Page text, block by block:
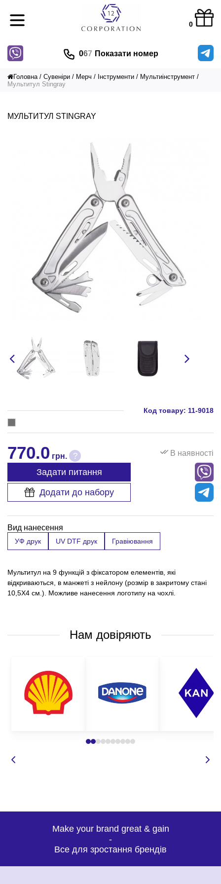
0
067 Показати номер
Головна Сувеніри Мерч Інструменти
Мультиінструмент
Мультитул Stingray
МУЛЬТИТУЛ STINGRAY
Код товару: 11-9018
770.0 грн. ? В наявності
Задати питання
Додати до набору
Вид нанесення
УФ друк UV DTF друк Гравіювання
Мультитул на 9 функцій з фіксатором елементів, які
відкриваються, в манжеті з нейлону (розмір в закритому стані
10,5Х4 см.). Можливе нанесення логотипу на чохлі.
Нам довіряють
Make your brand great & gain
-
Все для зростання брендів